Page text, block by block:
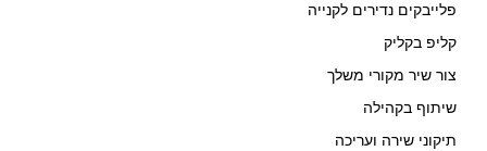
פלייבקים נדירים לקנייה
קליפ בקליק
צור שיר מקורי משלך
שיתוף בקהילה
תיקוני שירה ועריכה